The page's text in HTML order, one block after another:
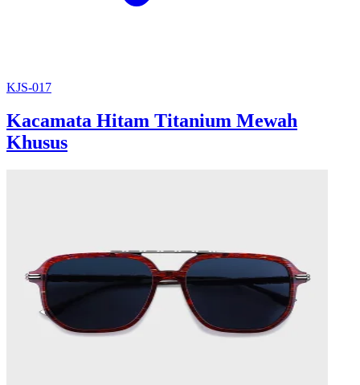
KJS-017
Kacamata Hitam Titanium Mewah
Khusus